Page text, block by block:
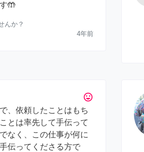
🤲
んか？
4年前
tag_faces
、依頼したことはもち
とは率先して手伝って
なく、この仕事が何に
伝ってくださる方で